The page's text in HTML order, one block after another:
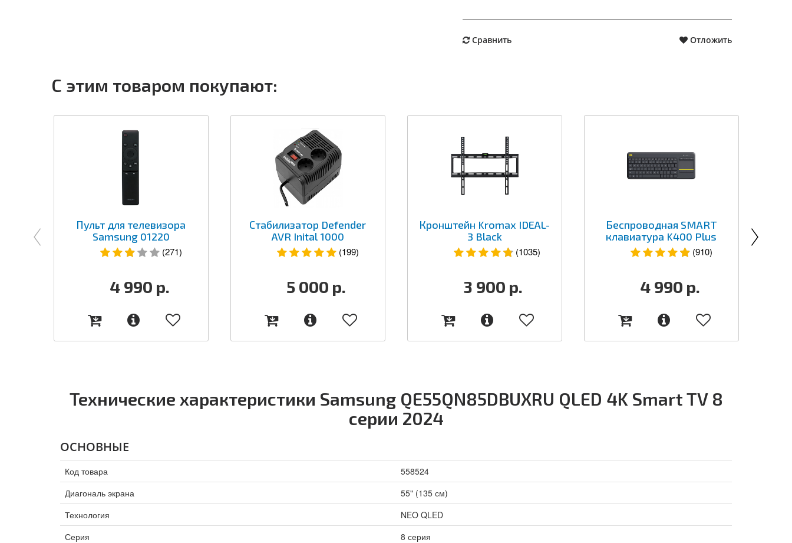
Сравнить Отложить
С этим товаром покупают:
Пульт для телевизора
Samsung 01220
(271)
4 990 р.
Стабилизатор Defender
AVR Inital 1000
(199)
5 000 р.
Кронштейн Kromax IDEAL-
3 Black
(1035)
3 900 р.
Беспроводная SMART
клавиатура K400 Plus
(910)
4 990 р.
Технические характеристики Samsung QE55QN85DBUXRU QLED 4K Smart TV 8
серии 2024
ОСНОВНЫЕ
Код товара
558524
Диагональ экрана
55" (135 см)
Технология
NEO QLED
Серия
8 серия